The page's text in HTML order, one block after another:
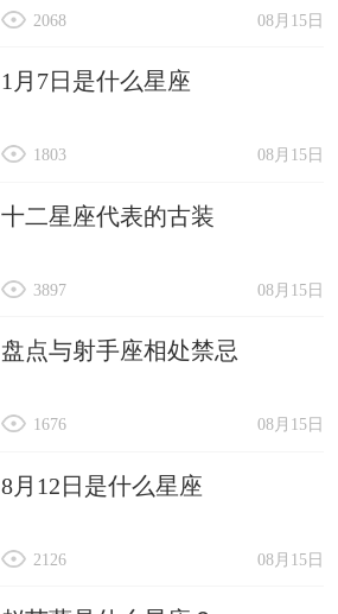
08月15日
2068
1月7日是什么星座
08月15日
1803
十二星座代表的古装
08月15日
3897
盘点与射手座相处禁忌
08月15日
1676
8月12日是什么星座
08月15日
2126